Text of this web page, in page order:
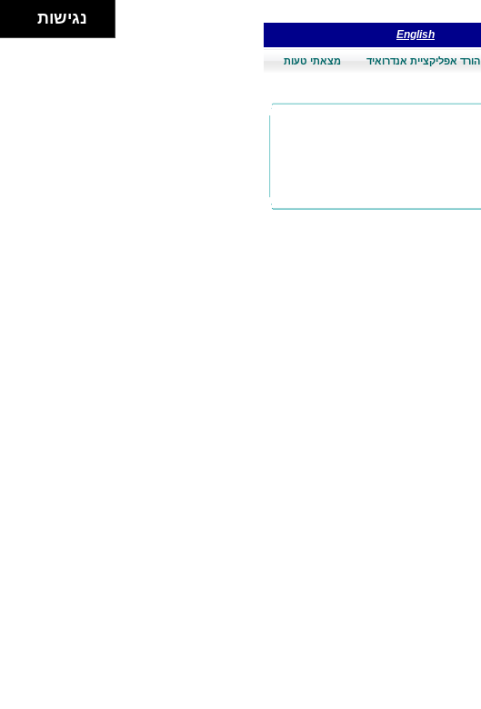
English
הורד אפליקציית אנדרואיד מצאתי טעות
נגישות